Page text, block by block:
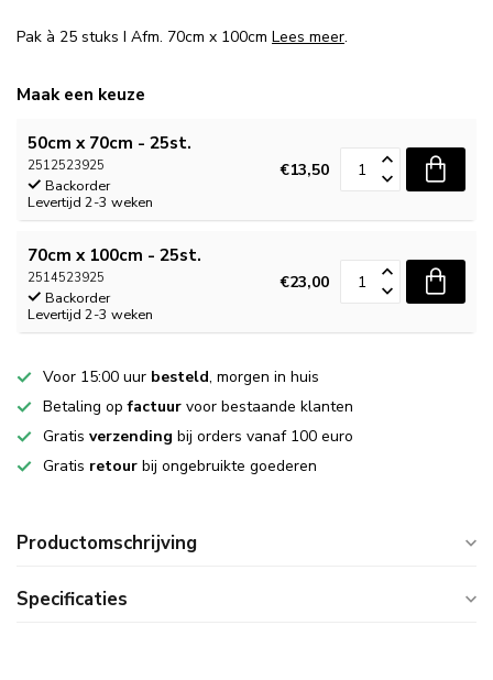
Pak à 25 stuks I Afm. 70cm x 100cm Lees meer.
Maak een keuze
50cm x 70cm - 25st.
2512523925
Backorder
Levertijd 2-3 weken
€13,50
70cm x 100cm - 25st.
2514523925
Backorder
Levertijd 2-3 weken
€23,00
Voor 15:00 uur besteld, morgen in huis
Betaling opfactuur voor bestaande klanten
Gratis verzending bij orders vanaf 100 euro
Gratis retour bij ongebruikte goederen
Productomschrijving
Specificaties